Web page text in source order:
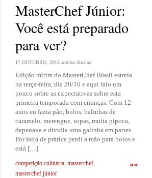
MasterChef Júnior:
Você está preparado
para ver?
17 OUTUBRO, 2015 Janina Stasiak
Edição mirim do MasterChef Brasil estreia
na terça-feira, dia 20/10 e aqui falo um
pouco sobre as expectativas sobre esta
primeira temporada com crianças. Com 12
anos eu fazia pão, bolos, balinhas de
caramelo, merengue, sopas, muita pipoca,
depenava e dividia uma galinha em partes.
Por falta de prática perdi a mão para bolos e
está […]
»»
competição culinária, masterchef,
masterchef júnior